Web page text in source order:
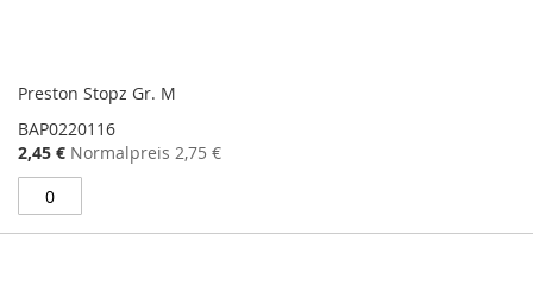
Preston Stopz Gr. M
BAP0220116
Sonderangebot
2,45 € Normalpreis 2,75 €